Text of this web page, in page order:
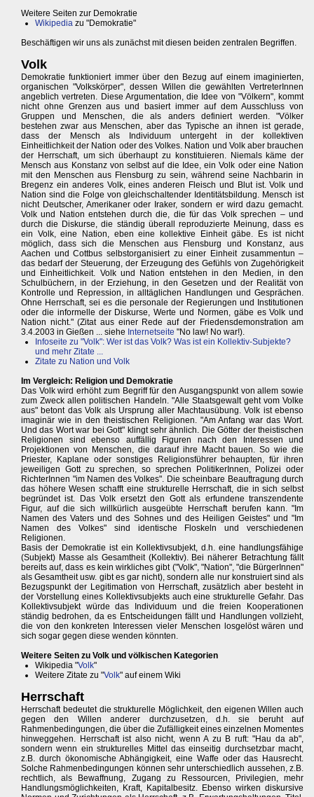
Weitere Seiten zur Demokratie
Wikipedia zu "Demokratie"
Beschäftigen wir uns als zunächst mit diesen beiden zentralen Begriffen.
Volk
Demokratie funktioniert immer über den Bezug auf einem imaginierten,
organischen "Volkskörper", dessen Willen die gewählten VertreterInnen
angeblich vertreten. Diese Argumentation, die Idee von "Völkern", kommt
nicht ohne Grenzen aus und basiert immer auf dem Ausschluss von
Gruppen und Menschen, die als anders definiert werden. "Völker
bestehen zwar aus Menschen, aber das Typische an ihnen ist gerade,
dass der Mensch als Individuum untergeht in der kollektiven
Einheitlichkeit der Nation oder des Volkes. Nation und Volk aber brauchen
der Herrschaft, um sich überhaupt zu konstituieren. Niemals käme der
Mensch aus Konstanz von selbst auf die Idee, ein Volk oder eine Nation
mit den Menschen aus Flensburg zu sein, während seine Nachbarin in
Bregenz ein anderes Volk, eines anderen Fleisch und Blut ist. Volk und
Nation sind die Folge von gleichschaltender Identitätsbildung. Mensch ist
nicht Deutscher, Amerikaner oder Iraker, sondern er wird dazu gemacht.
Volk und Nation entstehen durch die, die für das Volk sprechen – und
durch die Diskurse, die ständig überall reproduzierte Meinung, dass es
ein Volk, eine Nation, eben eine kollektive Einheit gäbe. Es ist nicht
möglich, dass sich die Menschen aus Flensburg und Konstanz, aus
Aachen und Cottbus selbstorganisiert zu einer Einheit zusammentun –
das bedarf der Steuerung, der Erzeugung des Gefühls von Zugehörigkeit
und Einheitlichkeit. Volk und Nation entstehen in den Medien, in den
Schulbüchern, in der Erziehung, in den Gesetzen und der Realität von
Kontrolle und Repression, in alltäglichen Handlungen und Gesprächen.
Ohne Herrschaft, sei es die personale der Regierungen und Institutionen
oder die informelle der Diskurse, Werte und Normen, gäbe es Volk und
Nation nicht." (Zitat aus einer Rede auf der Friedensdemonstration am
3.4.2003 in Gießen ... siehe Internetseite "No law! No war!).
Infoseite zu "Volk": Wer ist das Volk? Was ist ein Kollektiv-Subjekte?
und mehr Zitate ...
Zitate zu Nation und Volk
Im Vergleich: Religion und Demokratie
Das Volk wird erhöht zum Begriff für den Ausgangspunkt von allem sowie
zum Zweck allen politischen Handeln. "Alle Staatsgewalt geht vom Volke
aus" betont das Volk als Ursprung aller Machtausübung. Volk ist ebenso
imaginär wie in den theistischen Religionen. "Am Anfang war das Wort.
Und das Wort war bei Gott" klingt sehr ähnlich. Die Götter der theistischen
Religionen sind ebenso auffällig Figuren nach den Interessen und
Projektionen von Menschen, die darauf ihre Macht bauen. So wie die
Priester, Kaplane oder sonstiges Religionsführer behaupten, für ihren
jeweiligen Gott zu sprechen, so sprechen PolitikerInnen, Polizei oder
RichterInnen "im Namen des Volkes". Die scheinbare Beauftragung durch
das höhere Wesen schafft eine strukturelle Herrschaft, die in sich selbst
begründet ist. Das Volk ersetzt den Gott als erfundene transzendente
Figur, auf die sich willkürlich ausgeübte Herrschaft berufen kann. "Im
Namen des Vaters und des Sohnes und des Heiligen Geistes" und "Im
Namen des Volkes" sind identische Floskeln und verschiedenen
Religionen.
Basis der Demokratie ist ein Kollektivsubjekt, d.h. eine handlungsfähige
(Subjekt) Masse als Gesamtheit (Kollektiv). Bei näherer Betrachtung fällt
bereits auf, dass es kein wirkliches gibt ("Volk", "Nation", "die BürgerInnen"
als Gesamtheit usw. gibt es gar nicht), sondern alle nur konstruiert sind als
Bezugspunkt der Legitimation von Herrschaft, zusätzlich aber besteht in
der Vorstellung eines Kollektivsubjekts auch eine strukturelle Gefahr. Das
Kollektivsubjekt würde das Individuum und die freien Kooperationen
ständig bedrohen, da es Entscheidungen fällt und Handlungen vollzieht,
die von den konkreten Interessen vieler Menschen losgelöst wären und
sich sogar gegen diese wenden könnten.
Weitere Seiten zu Volk und völkischen Kategorien
Wikipedia "Volk"
Weitere Zitate zu "Volk" auf einem Wiki
Herrschaft
Herrschaft bedeutet die strukturelle Möglichkeit, den eigenen Willen auch
gegen den Willen anderer durchzusetzen, d.h. sie beruht auf
Rahmenbedingungen, die über die Zufälligkeit eines einzelnen Momentes
hinweggehen. Herrschaft ist also nicht, wenn A zu B ruft: "Hau da ab",
sondern wenn ein strukturelles Mittel das einseitig durchsetzbar macht,
z.B. durch ökonomische Abhängigkeit, eine Waffe oder das Hausrecht.
Solche Rahmenbedingungen können sehr unterschiedlich aussehen, z.B.
rechtlich, als Bewaffnung, Zugang zu Ressourcen, Privilegien, mehr
Handlungsmöglichkeiten, Kraft, Kapitalbesitz. Ebenso wirken diskursive